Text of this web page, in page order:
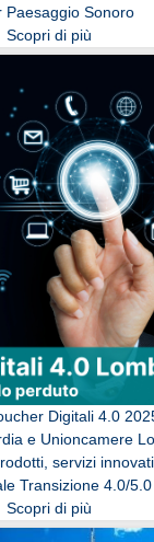
Paesaggio Sonoro
Scopri di più
Digitali 4.0
e Unioncamere
servizi
Transizione 4.0/5.0
Scopri di più